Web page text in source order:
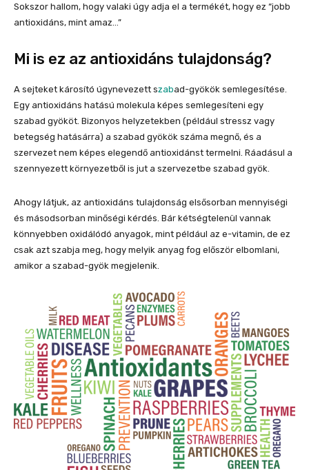
Sokszor hallom, hogy valaki úgy adja el a termékét, hogy ez “jobb
antioxidáns, mint amaz…”
Mi is ez az antioxidáns tulajdonság?
A sejteket károsító úgynevezett szabad-gyökök semlegesítése.
Egy antioxidáns hatású molekula képes semlegesíteni egy
szabad gyököt. Bizonyos helyzetekben (például stressz vagy
betegség hatásárra) a szabad gyökök száma megnő, és a
szervezet nem képes elegendő antioxidánst termelni. Ráadásul a
szennyezett környezetből is jut a szervezetbe szabad gyök.
Ahogy látjuk, az antioxidáns tulajdonság elsősorban mennyiségi
és másodsorban minőségi kérdés. Bár kétségtelenül vannak
könnyebben oxidálódó anyagok, mint például az e-vitamin, de ez
csak azt szabja meg, hogy melyik anyag fog először elbomlani,
amikor a szabad-gyök megjelenik.